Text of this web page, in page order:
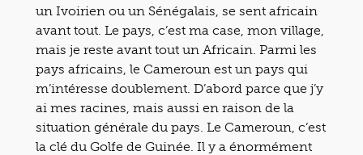
un Ivoirien ou un Sénégalais, se sent africain
avant tout. Le pays, c’est ma case, mon village,
mais je reste avant tout un Africain. Parmi les
pays africains, le Cameroun est un pays qui
m’intéresse doublement. D’abord parce que j’y
ai mes racines, mais aussi en raison de la
situation générale du pays. Le Cameroun, c’est
la clé du Golfe de Guinée. Il y a énormément